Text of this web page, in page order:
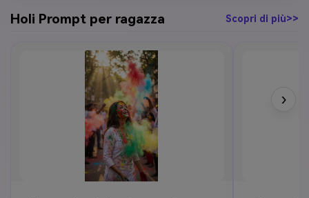
Holi Prompt per ragazza Scopri di più>>
›